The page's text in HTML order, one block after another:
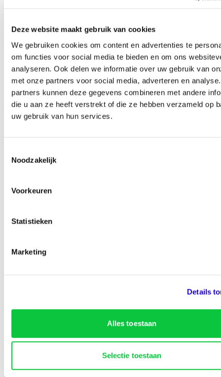
Deze website maakt gebruik van cookies
We gebruiken cookies om content en advertenties te
om functies voor social media te bieden en om ons
analyseren. Ook delen we informatie over uw gebruik van
met onze partners voor social media, adverteren en
partners kunnen deze gegevens combineren met andere
die u aan ze heeft verstrekt of die ze hebben verzameld op
uw gebruik van hun services.
Noodzakelijk
Voorkeuren
Statistieken
Marketing
Details
Alles toestaan
Selectie toestaan
Jacques Meuwissenweg 26
info@ldrgroup.nl
Deze pagina is 518 keer bezocht.